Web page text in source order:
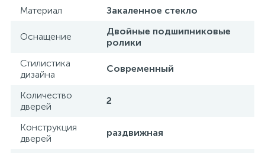
Материал
Закаленное стекло
Оснащение
Двойные подшипниковые
ролики
Стилистика
дизайна
Современный
Количество
дверей
2
Конструкция
дверей
раздвижная
Ручные души
Смесители для биде
Смесители для ванны